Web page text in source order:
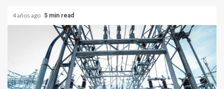
4 años ago 5 min read